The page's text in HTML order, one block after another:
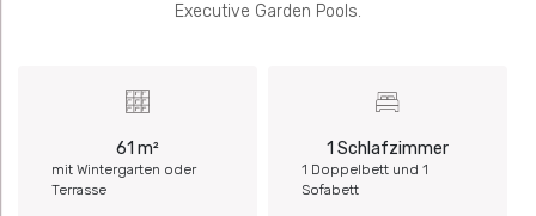
Executive Garden Pools.
61 m²
mit Wintergarten oder
Terrasse
1 Schlafzimmer
1 Doppelbett und 1
Sofabett